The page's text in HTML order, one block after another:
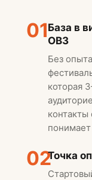
01База в
ОВЗ
Без
которая
02Точка